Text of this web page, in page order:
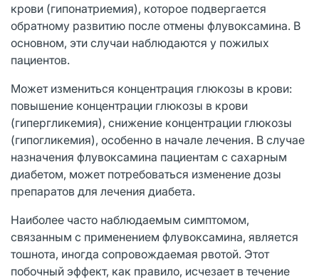
крови (гипонатриемия), которое подвергается
обратному развитию после отмены флувоксамина. В
основном, эти случаи наблюдаются у пожилых
пациентов.
Может измениться концентрация глюкозы в крови:
повышение концентрации глюкозы в крови
(гипергликемия), снижение концентрации глюкозы
(гипогликемия), особенно в начале лечения. В случае
назначения флувоксамина пациентам с сахарным
диабетом, может потребоваться изменение дозы
препаратов для лечения диабета.
Наиболее часто наблюдаемым симптомом,
связанным с применением флувоксамина, является
тошнота, иногда сопровождаемая рвотой. Этот
побочный эффект, как правило, исчезает в течение